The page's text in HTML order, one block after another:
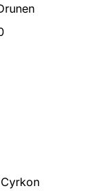
Cyrkon